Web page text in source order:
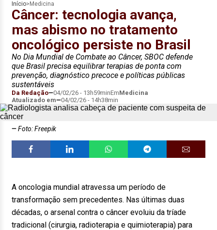
Início> Medicina
Câncer: tecnologia avança,
mas abismo no tratamento
oncológico persiste no Brasil
No Dia Mundial de Combate ao Câncer, SBOC defende
que Brasil precisa equilibrar terapias de ponta com
prevenção, diagnóstico precoce e políticas públicas
sustentáveis
Da Redação 04/02/26 - 13h59minEmMedicina
Atualizado em
04/02/26 - 14h38min
Foto: Freepik
A oncologia mundial atravessa um período de
transformação sem precedentes. Nas últimas duas
décadas, o arsenal contra o câncer evoluiu da tríade
tradicional (cirurgia, radioterapia e quimioterapia) para